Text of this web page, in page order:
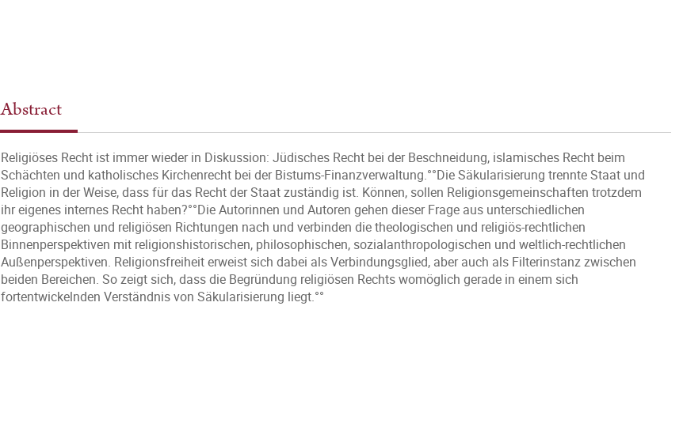
Abstract
Religiöses Recht ist immer wieder in Diskussion: Jüdisches Recht bei der Beschneidung, islamisches Recht beim
Schächten und katholisches Kirchenrecht bei der Bistums-Finanzverwaltung.°°Die Säkularisierung trennte Staat und
Religion in der Weise, dass für das Recht der Staat zuständig ist. Können, sollen Religionsgemeinschaften trotzdem
ihr eigenes internes Recht haben?°°Die Autorinnen und Autoren gehen dieser Frage aus unterschiedlichen
geographischen und religiösen Richtungen nach und verbinden die theologischen und religiös-rechtlichen
Binnenperspektiven mit religionshistorischen, philosophischen, sozialanthropologischen und weltlich-rechtlichen
Außenperspektiven. Religionsfreiheit erweist sich dabei als Verbindungsglied, aber auch als Filterinstanz zwischen
beiden Bereichen. So zeigt sich, dass die Begründung religiösen Rechts womöglich gerade in einem sich
fortentwickelnden Verständnis von Säkularisierung liegt.°°